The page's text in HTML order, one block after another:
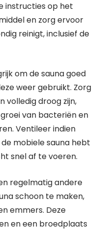
instructies op het
en zorg ervoor
reinigt, inclusief de
om de sauna goed
weer gebruikt. Zorg
volledig droog zijn,
van bacteriën en
Ventileer indien
mobiele sauna hebt
snel af te voeren.
regelmatig andere
schoon te maken,
emmers. Deze
en een broedplaats